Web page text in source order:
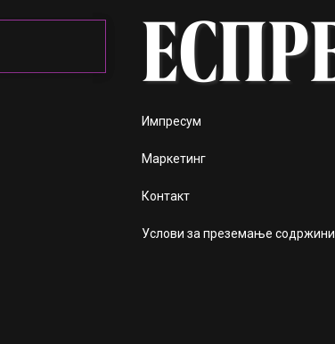
Импресум
Маркетинг
Контакт
Услови за преземање содржини